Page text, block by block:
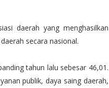
daerah yang menghasilkan
secara nasional.
tahun lalu sebesar 46,01.
publik, daya saing daerah,